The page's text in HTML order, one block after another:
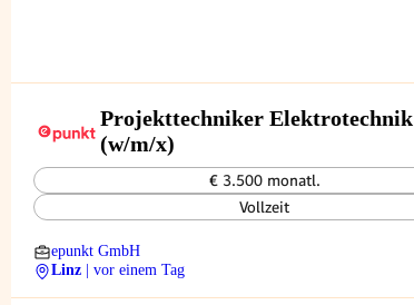
Projekttechniker Elektrotechnik
(w/m/x)
€ 3.500 monatl.
Vollzeit
epunkt GmbH
Linz
| vor einem Tag